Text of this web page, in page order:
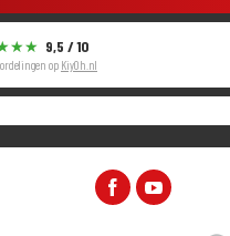
9,5 / 10
op KiyOh.nl